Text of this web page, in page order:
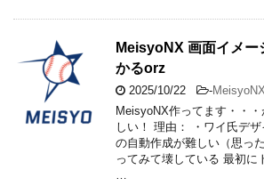
MeisyoNX 画面イメー
かるorz
2025/10/22 -MeisyoNX
MeisyoNX作ってます・・
しい！ 理由： ・ワイ氏デ
の自動作成が難しい（思っ
ってみて壊している 最初に